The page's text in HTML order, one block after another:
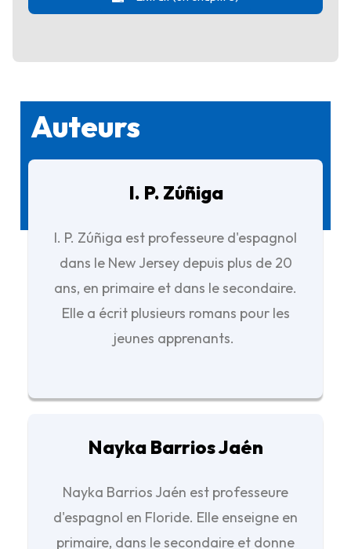
Auteurs
I. P. Zúñiga
I. P. Zúñiga est professeure d'espagnol
dans le New Jersey depuis plus de 20
ans, en primaire et dans le secondaire.
Elle a écrit plusieurs romans pour les
jeunes apprenants.
Nayka Barrios Jaén
Nayka Barrios Jaén est professeure
d'espagnol en Floride. Elle enseigne en
primaire, dans le secondaire et donne